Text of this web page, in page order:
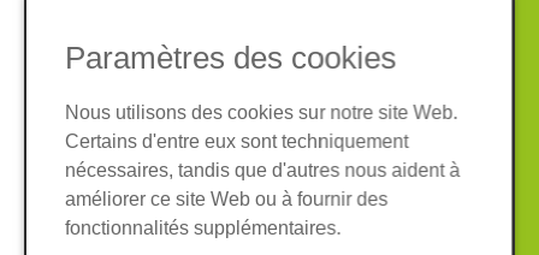
Informations légales
Protection des données
Conditions Générales
Paramètres des cookies
Nous utilisons des cookies sur notre site Web.
Certains d'entre eux sont techniquement
nécessaires, tandis que d'autres nous aident à
améliorer ce site Web ou à fournir des
fonctionnalités supplémentaires.